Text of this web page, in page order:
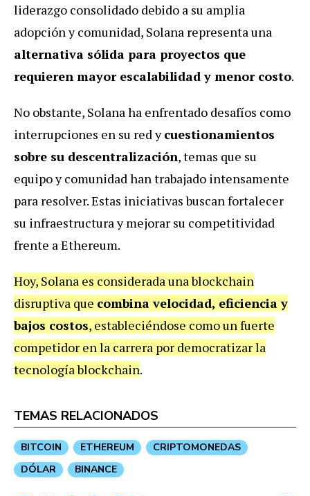
liderazgo consolidado debido a su amplia
adopción y comunidad, Solana representa una
alternativa sólida para proyectos que
requieren mayor escalabilidad y menor costo.
No obstante, Solana ha enfrentado desafíos como
interrupciones en su red ycuestionamientos
sobre su descentralización, temas que su
equipo y comunidad han trabajado intensamente
para resolver. Estas iniciativas buscan fortalecer
su infraestructura y mejorar su competitividad
frente a Ethereum.
Hoy, Solana es considerada una blockchain
disruptiva que combina velocidad, eficiencia y
bajos costos, estableciéndose como un fuerte
competidor en la carrera por democratizar la
tecnología blockchain.
TEMAS RELACIONADOS
BITCOIN ETHEREUM
CRIPTOMONEDAS
DÓLAR
BINANCE